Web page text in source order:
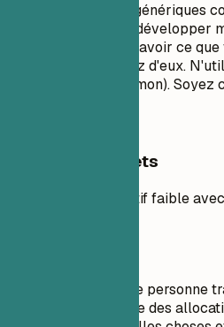
Évitez les objectifs génériques
rôle stimulant pour développer
recruteurs veulent savoir ce
ce que vous attendez d'eux.
personnels (je, moi, mon).
Exemples concrets
Comparez un objectif faible
Objectif : Je suis une personne
d'un poste d'analyste des